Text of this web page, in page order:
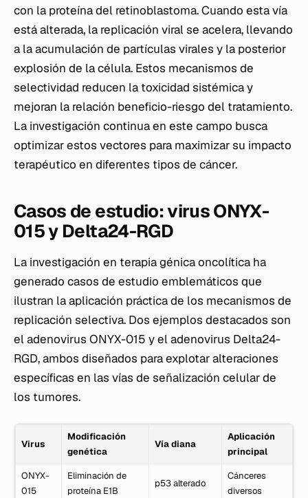
con la proteína del retinoblastoma. Cuando esta vía
está alterada, la replicación viral se acelera, llevando
a la acumulación de partículas virales y la posterior
explosión de la célula. Estos mecanismos de
selectividad reducen la toxicidad sistémica y
mejoran la relación beneficio-riesgo del tratamiento.
La investigación continua en este campo busca
optimizar estos vectores para maximizar su impacto
terapéutico en diferentes tipos de cáncer.
Casos de estudio: virus ONYX-
015 y Delta24-RGD
La investigación en terapia génica oncolítica ha
generado casos de estudio emblemáticos que
ilustran la aplicación práctica de los mecanismos de
replicación selectiva. Dos ejemplos destacados son
el adenovirus ONYX-015 y el adenovirus Delta24-
RGD, ambos diseñados para explotar alteraciones
específicas en las vías de señalización celular de
los tumores.
Virus
Modificación
genética
Vía diana
Aplicación
principal
ONYX-
015
Eliminación de
proteína E1B
p53 alterado
Cánceres
diversos